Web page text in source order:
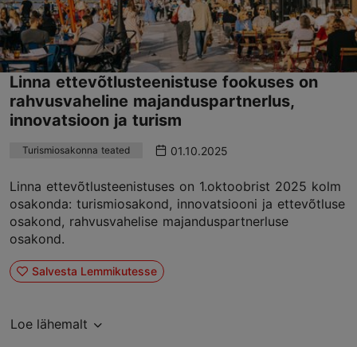
Linna ettevõtlusteenistuse fookuses on
rahvusvaheline majanduspartnerlus,
innovatsioon ja turism
Turismiosakonna teated 01.10.2025
Linna ettevõtlusteenistuses on 1.oktoobrist 2025 kolm
osakonda: turismiosakond, innovatsiooni ja ettevõtluse
osakond, rahvusvahelise majanduspartnerluse
osakond.
Salvesta Lemmikutesse
Loe lähemalt